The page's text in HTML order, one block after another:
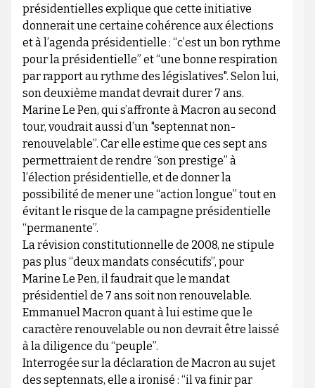
présidentielles explique que cette initiative
donnerait une certaine cohérence aux élections
et à l’agenda présidentielle : “c’est un bon rythme
pour la présidentielle” et “une bonne respiration
par rapport au rythme des législatives". Selon lui,
son deuxième mandat devrait durer 7 ans.
Marine Le Pen, qui s’affronte à Macron au second
tour, voudrait aussi d’un "septennat non-
renouvelable”. Car elle estime que ces sept ans
permettraient de rendre “son prestige” à
l’élection présidentielle, et de donner la
possibilité de mener une “action longue” tout en
évitant le risque de la campagne présidentielle
“permanente”.
La révision constitutionnelle de 2008, ne stipule
pas plus “deux mandats consécutifs”, pour
Marine Le Pen, il faudrait que le mandat
présidentiel de 7 ans soit non renouvelable.
Emmanuel Macron quant à lui estime que le
caractère renouvelable ou non devrait être laissé
à la diligence du “peuple”.
Interrogée sur la déclaration de Macron au sujet
des septennats, elle a ironisé : “il va finir par